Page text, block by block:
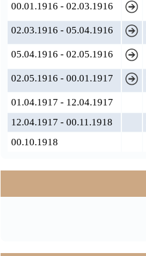
00.01.1916 - 02.03.1916
02.03.1916 - 05.04.1916
05.04.1916 - 02.05.1916
02.05.1916 - 00.01.1917
01.04.1917 - 12.04.1917
12.04.1917 - 00.11.1918
00.10.1918